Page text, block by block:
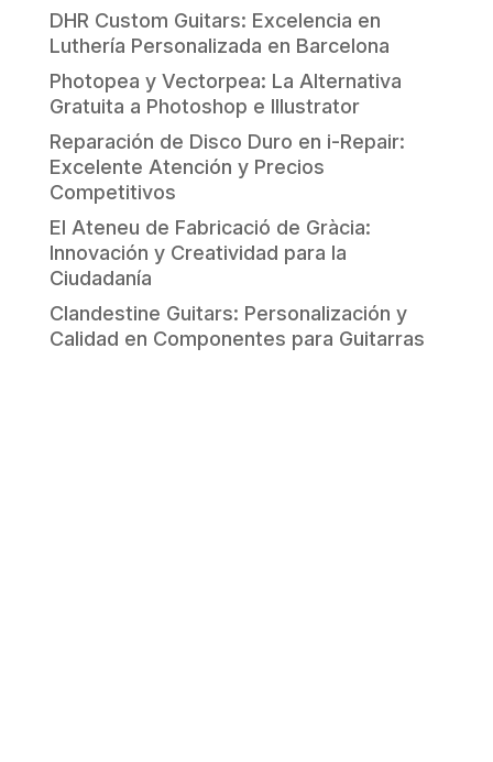
DHR Custom Guitars: Excelencia en
Luthería Personalizada en Barcelona
Photopea y Vectorpea: La Alternativa
Gratuita a Photoshop e Illustrator
Reparación de Disco Duro en i-Repair:
Excelente Atención y Precios
Competitivos
El Ateneu de Fabricació de Gràcia:
Innovación y Creatividad para la
Ciudadanía
Clandestine Guitars: Personalización y
Calidad en Componentes para Guitarras